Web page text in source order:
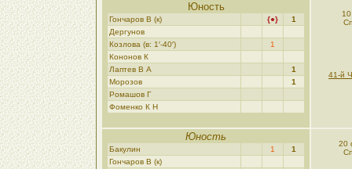
Юность
Гончаров В (к) {●}
1
Дергунов
Козлова (в: 1′-40′)
1
Кононов К
Лаптев В А
1
Морозoв
1
Ромашов Г
Фоменко К Н
41-й
Юность
Бакулин 1
1
Гончаров В (к)
20